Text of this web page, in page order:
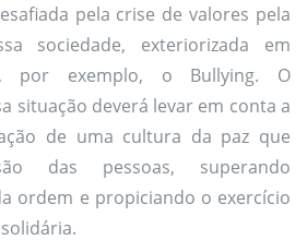
pela crise de valores pela
sociedade, exteriorizada em
por exemplo, o Bullying. O
situação deverá levar em conta a
de uma cultura da paz que
das pessoas, superando
ordem e propiciando o exercício